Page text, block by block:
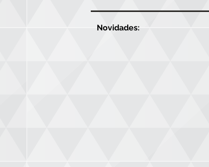
Novidades: